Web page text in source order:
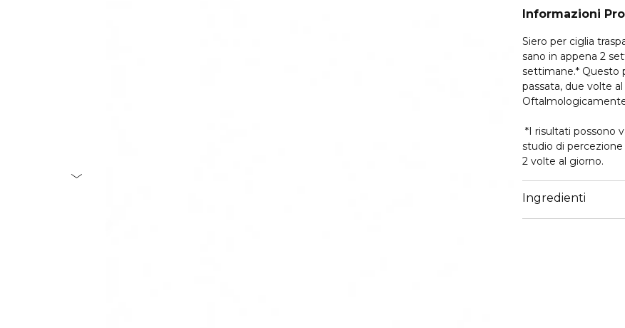
Informazioni
Siero per ciglia
sano in appena 2
settimane.* Questo
passata, due volte
*I risultati possono
studio di
2 volte al giorno.
Ingredienti